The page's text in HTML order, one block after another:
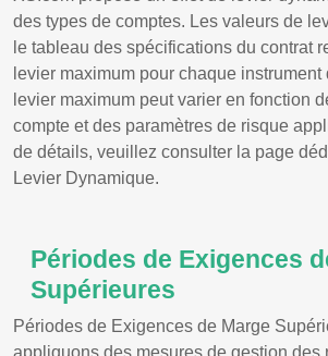
des types de comptes. Les valeurs de
le tableau des spécifications du contrat
levier maximum pour chaque instrument
levier maximum peut varier en fonction
compte et des paramètres de risque
de détails, veuillez consulter la page
Levier Dynamique.
Périodes de Exigences
Supérieures
Périodes de Exigences de Marge
appliquons des mesures de gestion des